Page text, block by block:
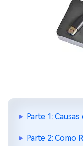
Parte 1:
Parte 2: Como